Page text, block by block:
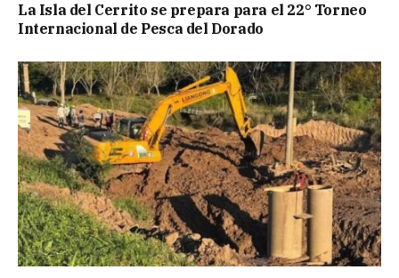
La Isla del Cerrito se prepara para el 22° Torneo
Internacional de Pesca del Dorado